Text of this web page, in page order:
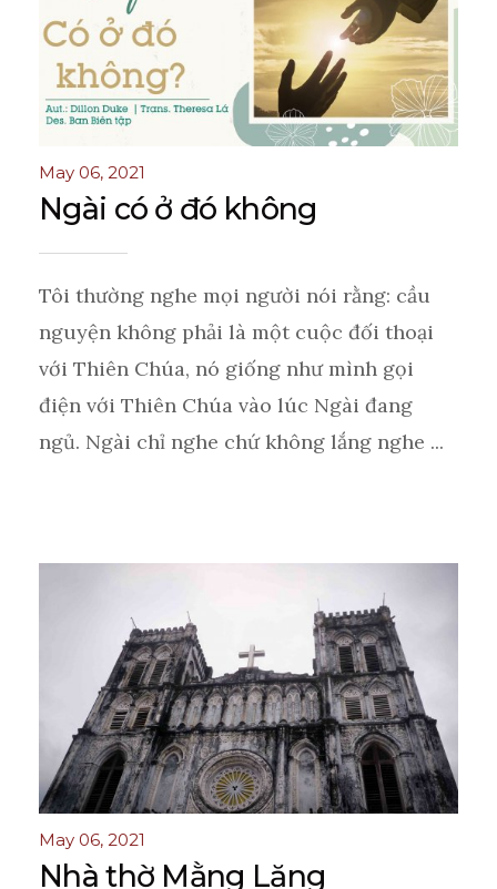
May 06, 2021
Ngài có ở đó không
Tôi thường nghe mọi người nói rằng: cầu
nguyện không phải là một cuộc đối thoại
với Thiên Chúa, nó giống như mình gọi
điện với Thiên Chúa vào lúc Ngài đang
ngủ. Ngài chỉ nghe chứ không lắng nghe ...
May 06, 2021
Nhà thờ Mằng Lăng